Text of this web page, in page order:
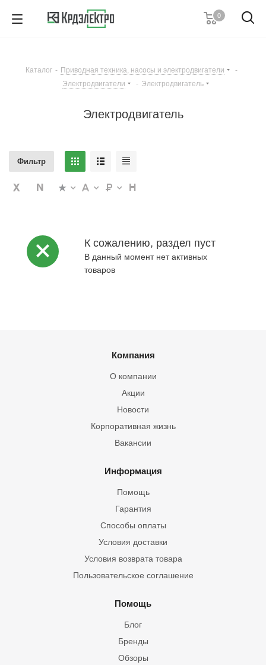
0
Заказать звонок
Каталог - Приводная техника, насосы и электродвигатели
-
Электродвигатели
- Электродвигатель
Электродвигатель
Фильтр
К сожалению, раздел пуст
В данный момент нет активных
товаров
Компания
О компании
Акции
Новости
Корпоративная жизнь
Вакансии
Информация
Помощь
Гарантия
Способы оплаты
Условия доставки
Условия возврата товара
Пользовательское соглашение
Помощь
Блог
Бренды
Обзоры